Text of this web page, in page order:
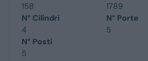
158
1789
N° Cilindri
4
N° Porte
5
N° Posti
5